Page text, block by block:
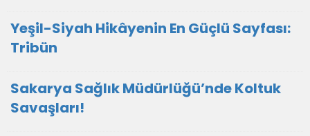
Yeşil-Siyah Hikâyenin En Güçlü Sayfası:
Tribün
Sakarya Sağlık Müdürlüğü’nde Koltuk
Savaşları!